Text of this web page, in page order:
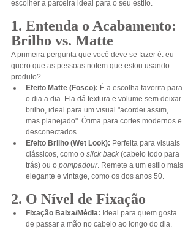
escolher a parceira ideal para o seu estilo.
1. Entenda o Acabamento:
Brilho vs. Matte
A primeira pergunta que você deve se fazer é: eu
quero que as pessoas notem que estou usando
produto?
Efeito Matte (Fosco): É a escolha favorita para
o dia a dia. Ela dá textura e volume sem deixar
brilho, ideal para um visual "acordei assim,
mas planejado". Ótima para cortes modernos e
desconectados.
Efeito Brilho (Wet Look): Perfeita para visuais
clássicos, como o slick back (cabelo todo para
trás) ou o pompadour. Remete a um estilo mais
elegante e vintage, como os dos anos 50.
2. O Nível de Fixação
Fixação Baixa/Média: Ideal para quem gosta
de passar a mão no cabelo ao longo do dia.